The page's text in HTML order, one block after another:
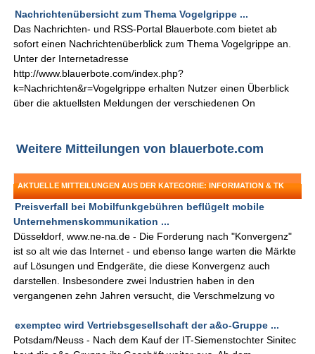
Nachrichtenübersicht zum Thema Vogelgrippe ...
Das Nachrichten- und RSS-Portal Blauerbote.com bietet ab
sofort einen Nachrichtenüberblick zum Thema Vogelgrippe an.
Unter der Internetadresse
http://www.blauerbote.com/index.php?
k=Nachrichten&r=Vogelgrippe erhalten Nutzer einen Überblick
über die aktuellsten Meldungen der verschiedenen On
Weitere Mitteilungen von blauerbote.com
AKTUELLE MITTEILUNGEN AUS DER KATEGORIE: INFORMATION & TK
Preisverfall bei Mobilfunkgebühren beflügelt mobile
Unternehmenskommunikation ...
Düsseldorf, www.ne-na.de - Die Forderung nach "Konvergenz"
ist so alt wie das Internet - und ebenso lange warten die Märkte
auf Lösungen und Endgeräte, die diese Konvergenz auch
darstellen. Insbesondere zwei Industrien haben in den
vergangenen zehn Jahren versucht, die Verschmelzung vo
exemptec wird Vertriebsgesellschaft der a&o-Gruppe ...
Potsdam/Neuss - Nach dem Kauf der IT-Siemenstochter Sinitec